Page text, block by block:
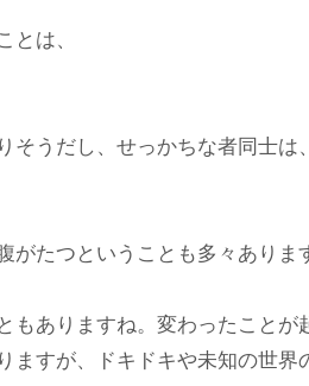
とは、
そうだし、せっかちな者同士は
たつということも多々ありま
もありますね。変わったことが
ますが、ドキドキや未知の世界